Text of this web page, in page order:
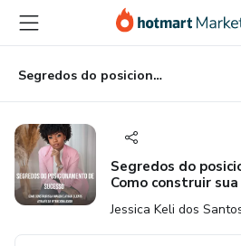
para
conteúdo
principal
para
pagamento
para
rodapé
Segredos do posicionamento de sucesso: Como construir sua imagem e atrair clientes através da intencionalidade
Segredos do
Como construir
Jessica Keli dos